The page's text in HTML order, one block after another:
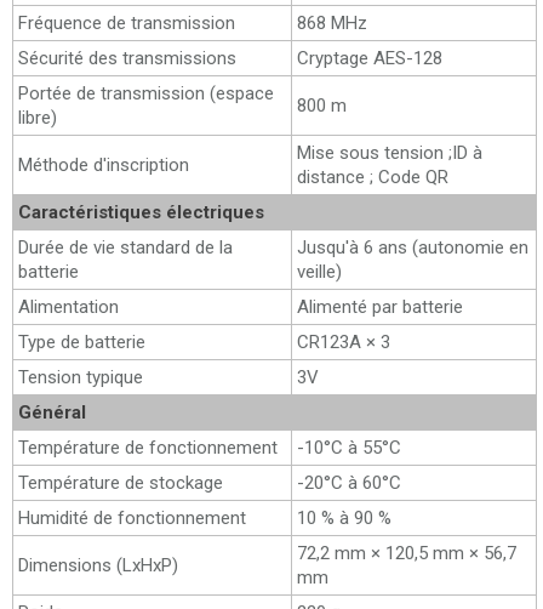
Fréquence de transmission
868 MHz
Sécurité des transmissions
Cryptage AES-128
Portée de transmission (espace
libre)
800 m
Méthode d'inscription
Mise sous tension ;ID à
distance ; Code QR
Caractéristiques électriques
Durée de vie standard de la
batterie
Jusqu'à 6 ans (autonomie en
veille)
Alimentation
Alimenté par batterie
Type de batterie
CR123A × 3
Tension typique
3V
Général
Température de fonctionnement
-10°C à 55°C
Température de stockage
-20°C à 60°C
Humidité de fonctionnement
10 % à 90 %
Dimensions (LxHxP)
72,2 mm × 120,5 mm × 56,7
mm